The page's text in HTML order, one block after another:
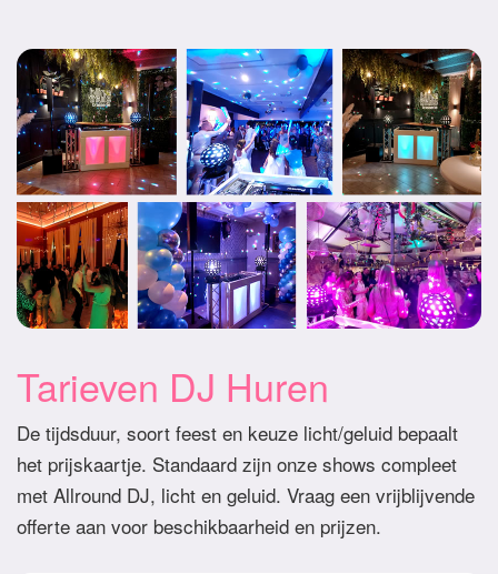
Tarieven DJ Huren
De tijdsduur, soort feest en keuze licht/geluid bepaalt
het prijskaartje. Standaard zijn onze shows compleet
met Allround DJ, licht en geluid. Vraag een vrijblijvende
offerte aan voor beschikbaarheid en prijzen.